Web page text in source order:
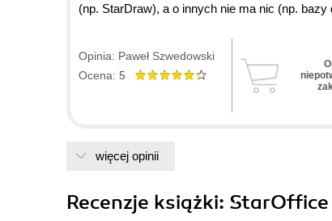
(np. StarDraw), a o innych nie ma nic (np. bazy
Opinia: Paweł Szwedowski
Ocena: 5
więcej opinii
Recenzje książki: StarOffice